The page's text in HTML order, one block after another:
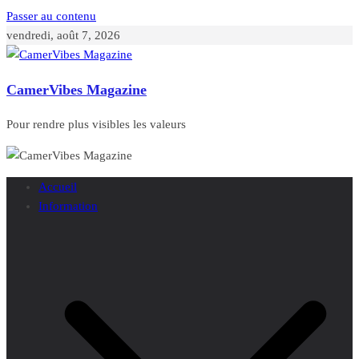
Passer au contenu
vendredi, août 7, 2026
CamerVibes Magazine
Pour rendre plus visibles les valeurs
Accueil
Information